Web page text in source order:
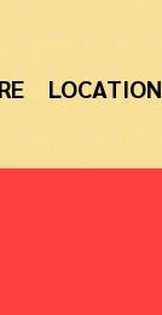
LOCATION